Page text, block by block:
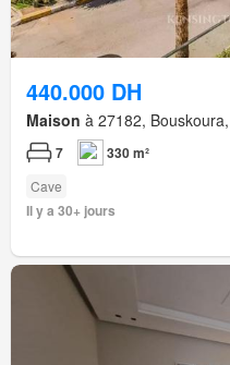
440.000 DH
Maison à 27182,
7 330 m²
Cave
Il y a 30+ jours